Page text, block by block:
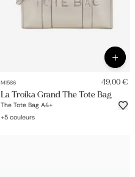
Ml586 49,00 €
La Troika Grand The Tote Bag
The Tote Bag A4+
+5 couleurs